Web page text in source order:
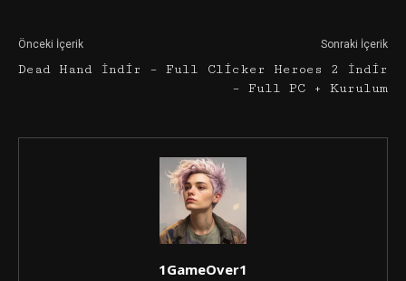
Önceki İçerik
Dead Hand İndir – Full
Sonraki İçerik
Clicker Heroes 2 İndir
– Full PC + Kurulum
1GameOver1